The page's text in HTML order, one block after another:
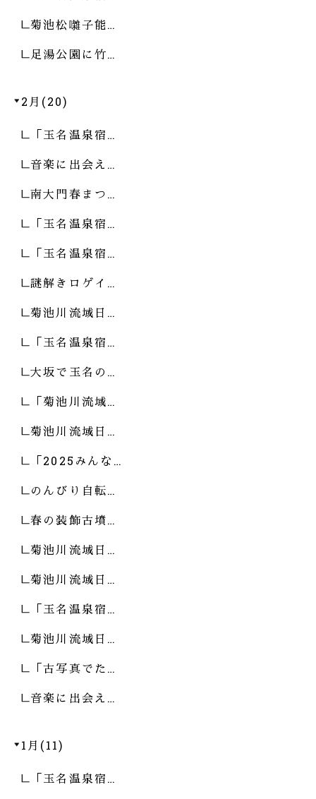
菊池松囃子能…
足湯公園に竹…
2月(20)
「玉名温泉宿…
音楽に出会え…
南大門春まつ…
「玉名温泉宿…
「玉名温泉宿…
謎解きロゲイ…
菊池川流域日…
「玉名温泉宿…
大坂で玉名の…
「菊池川流域…
菊池川流域日…
「2025みんな…
のんびり自転…
春の装飾古墳…
菊池川流域日…
菊池川流域日…
「玉名温泉宿…
菊池川流域日…
「古写真でた…
音楽に出会え…
1月(11)
「玉名温泉宿…